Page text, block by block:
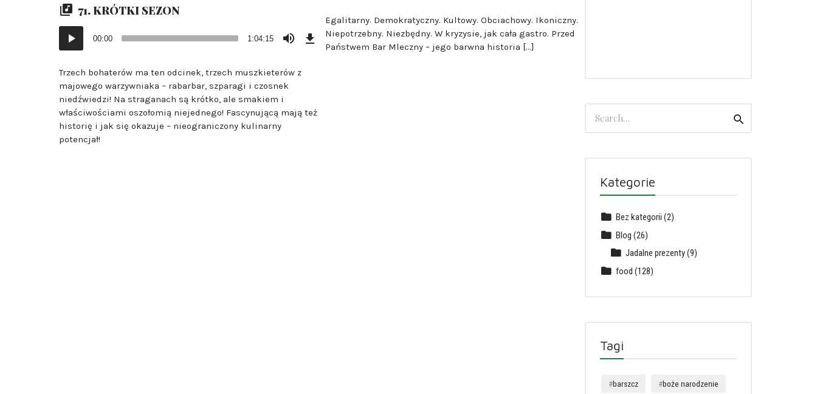
71. KRÓTKI SEZON
Odtwarzacz
plików
00:00 1:04:15
Episode
MB)
Trzech bohaterów ma ten odcinek, trzech muszkieterów z
majowego warzywniaka – rabarbar, szparagi i czosnek
niedźwiedzi! Na straganach są krótko, ale smakiem i
właściwościami oszołomią niejednego! Fascynującą mają też
historię i jak się okazuje – nieograniczony kulinarny
potencjał!
Egalitarny. Demokratyczny. Kultowy. Obciachowy. Ikoniczny.
Niepotrzebny. Niezbędny. W kryzysie, jak cała gastro. Przed
Państwem Bar Mleczny – jego barwna historia […]
for:
Search
Kategorie
Bez kategorii (2)
Blog (26)
Jadalne prezenty(9)
food (128)
Tagi
barszcz boże narodzenie